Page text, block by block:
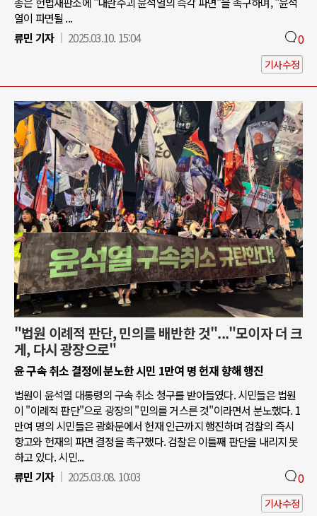
열이 파면될 ...
류민 기자
2025.03.10. 15:04 0
기사수정
"법원 이례적 판단, 민의를 배반한 것"..."모이자 더 크
게, 다시 광장으로"
윤 구속 취소 결정에 분노한 시민 1만여 명 헌재 향해 행진
법원이 윤석열 대통령의 구속 취소 청구를 받아들였다. 시민들은 법원
이 "이례적 판단"으로 광장의 "민의를 거스른 것"이라면서 분노했다. 1
만여 명의 시민들은 광화문에서 헌재 인근까지 행진하며 검찰의 즉시
항고와 헌재의 파면 결정을 촉구했다. 검찰은 이틀째 판단을 내리지 못
하고 있다. 시민...
류민 기자
2025.03.08. 10:03 0
기사수정